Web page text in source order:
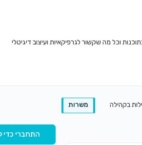
וכל מה שקשור לגרפיקאיות ועיצוב דיגיטלי
בקהילה משרות
התחברי כדי